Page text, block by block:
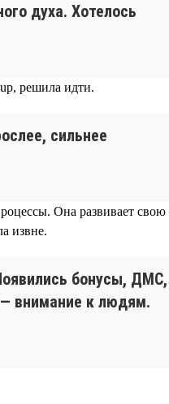
духа. Хотелось
решила идти.
сильнее
Она развивает свою
извне.
бонусы, ДМС,
внимание к людям.